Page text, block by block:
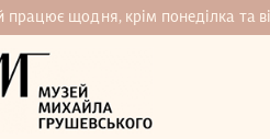
працює щодня, крім понеділка та